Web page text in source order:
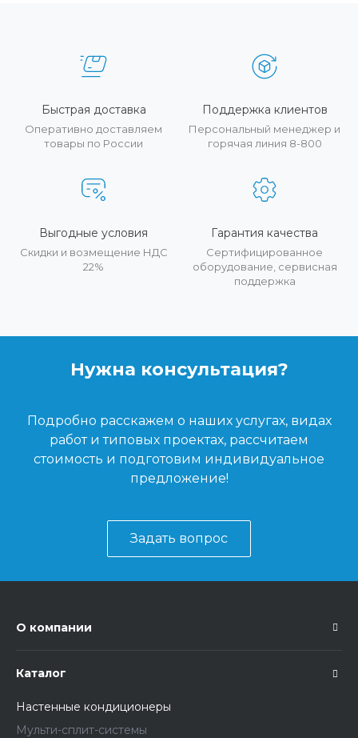
Быстрая доставка
Оперативно доставляем
товары по России
Поддержка клиентов
Персональный менеджер и
горячая линия 8-800
Выгодные условия
Скидки и возмещение НДС
22%
Гарантия качества
Сертифицированное
оборудование, сервисная
поддержка
Нужна консультация?
Подробно расскажем о наших услугах, видах
работ и типовых проектах, рассчитаем
стоимость и подготовим индивидуальное
предложение!
Задать вопрос
О компании
Каталог
Настенные кондиционеры
Мульти-сплит-системы